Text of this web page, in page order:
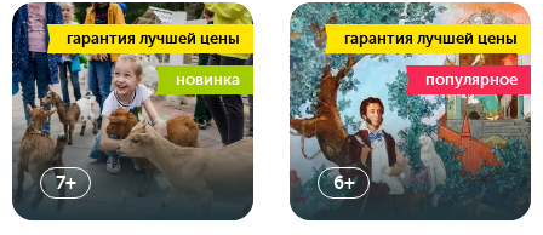
гарантия лучшей цены
новинка
7+
гарантия лучшей цены
популярное
6+